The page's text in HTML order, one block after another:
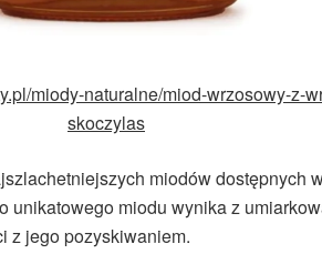
miody-naturalne/miod-wrzosowy-z-
skoczylas
miodów dostępnych
unikatowego miodu wynika z
z jego pozyskiwaniem.